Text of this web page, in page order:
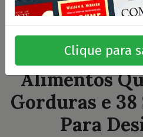
Alimentos
Gorduras e
Para
Clique para